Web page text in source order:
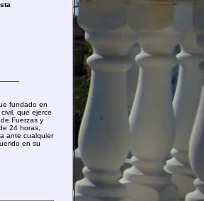
fundado en
que ejerce
Fuerzas y
24 horas,
ante cualquier
en su